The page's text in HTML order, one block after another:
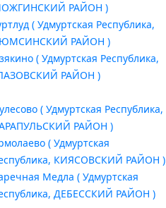
РАЙОН )
( Удмуртская Республика,
РАЙОН )
( Удмуртская Республика,
РАЙОН )
( Удмуртская Республика,
РАЙОН )
( Удмуртская
КИЯСОВСКИЙ РАЙОН )
Медла ( Удмуртская
ДЕБЕССКИЙ РАЙОН )